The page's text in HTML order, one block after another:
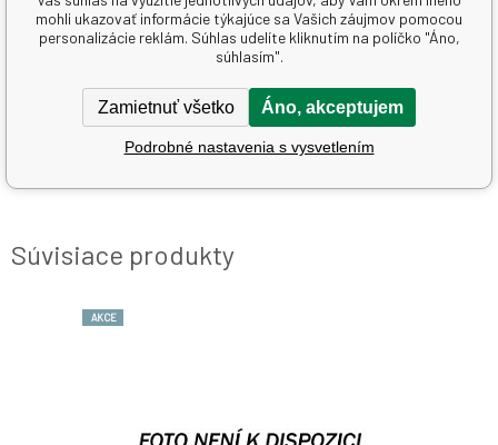
Parametre Pridať do porovnania
ostatní
Schwarzkopf & Henkel
Súvisiace produkty
AKCE
mohli ukazovať informácie týkajúce sa Vašich záujmov pomocou
personalizácie reklám. Súhlas udelíte kliknutím na políčko "Áno,
súhlasím".
Zamietnuť všetko Áno, akceptujem
Podrobné nastavenia s vysvetlením